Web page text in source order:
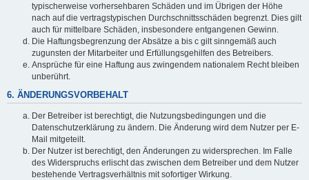
typischerweise vorhersehbaren Schäden und im Übrigen der Höhe
nach auf die vertragstypischen Durchschnittsschäden begrenzt. Dies gilt
auch für mittelbare Schäden, insbesondere entgangenen Gewinn.
Die Haftungsbegrenzung der Absätze a bis c gilt sinngemäß auch
zugunsten der Mitarbeiter und Erfüllungsgehilfen des Betreibers.
Ansprüche für eine Haftung aus zwingendem nationalem Recht bleiben
unberührt.
6. ÄNDERUNGSVORBEHALT
Der Betreiber ist berechtigt, die Nutzungsbedingungen und die
Datenschutzerklärung zu ändern. Die Änderung wird dem Nutzer per E-
Mail mitgeteilt.
Der Nutzer ist berechtigt, den Änderungen zu widersprechen. Im Falle
des Widerspruchs erlischt das zwischen dem Betreiber und dem Nutzer
bestehende Vertragsverhältnis mit sofortiger Wirkung.